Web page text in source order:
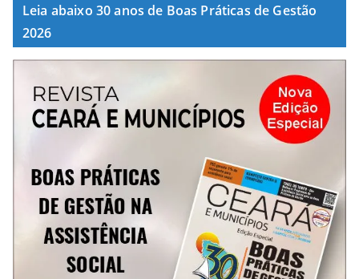
Leia abaixo 30 anos de Boas Práticas de Gestão
2026